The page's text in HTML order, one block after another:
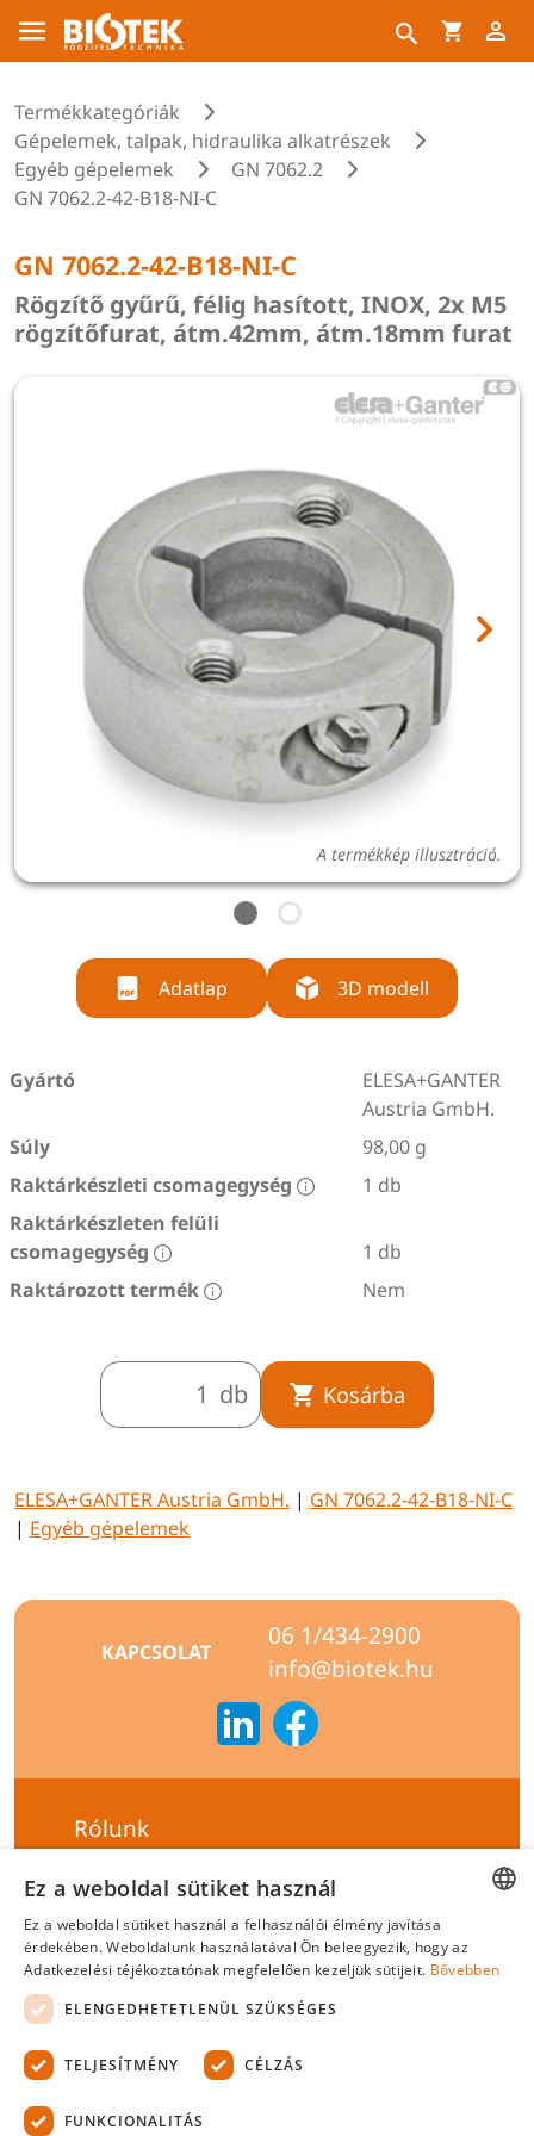
Termékkategóriák
Gépelemek, talpak, hidraulika alkatrészek
Egyéb gépelemek
GN 7062.2
GN 7062.2-42-B18-NI-C
GN 7062.2-42-B18-NI-C
Rögzítő gyűrű, félig hasított, INOX, 2x M5
rögzítőfurat, átm.42mm, átm.18mm furat
A termékkép illusztráció.
Adatlap 3D modell
Gyártó
ELESA+GANTER
Austria GmbH.
Súly
98,00 g
Raktárkészleti csomagegység
1 db
Raktárkészleten felüli
csomagegység
1 db
Raktározott termék
Nem
db Kosárba
ELESA+GANTER Austria GmbH. | GN 7062.2-42-B18-NI-C
| Egyéb gépelemek
KAPCSOLAT
06 1/434-2900
info@biotek.hu
Rólunk
Hírlevél feliratkozás
Általános szerződési feltételek
Adatvédelmi tájékoztató
Felelősségvállalási nyilatkozat
Tanúsítványok
ENGLISH
Ez a weboldal sütiket használ
Ez a weboldal sütiket használ a felhasználói élmény javítása
érdekében. Weboldalunk használatával Ön beleegyezik, hogy az
Adatkezelési téjékoztatónak megfelelően kezeljük sütijeit. Bővebben
ELENGEDHETETLENÜL SZÜKSÉGES
TELJESÍTMÉNY CÉLZÁS
FUNKCIONALITÁS